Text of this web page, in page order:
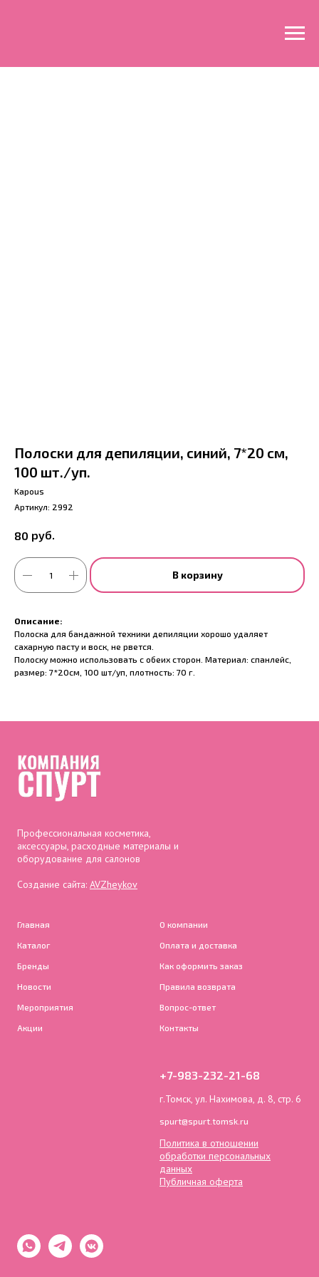
Полоски для депиляции, синий, 7*20 см,
100 шт./уп.
Kapous
Артикул: 2992
80 руб.
В корзину
Описание:
Полоска для бандажной техники депиляции хорошо удаляет
сахарную пасту и воск, не рвется.
Полоску можно использовать с обеих сторон. Материал: спанлейс,
размер: 7*20см, 100 шт/уп, плотность: 70 г.
Профессиональная косметика,
аксессуары, расходные материалы и
оборудование для салонов
Создание сайта: AVZheykov
Главная
Каталог
Бренды
Новости
Мероприятия
Акции
О компании
Оплата и доставка
Как оформить заказ
Правила возврата
Вопрос-ответ
Контакты
+7-983-232-21-68
г.Томск, ул. Нахимова, д. 8, стр. 6
spurt@spurt.tomsk.ru
Политика в отношении
обработки персональных
данных
Публичная оферта